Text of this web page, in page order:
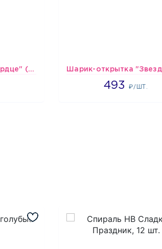
Шарик-открытка "Сердце" (45 см) - 2
493₽/ШТ.
493